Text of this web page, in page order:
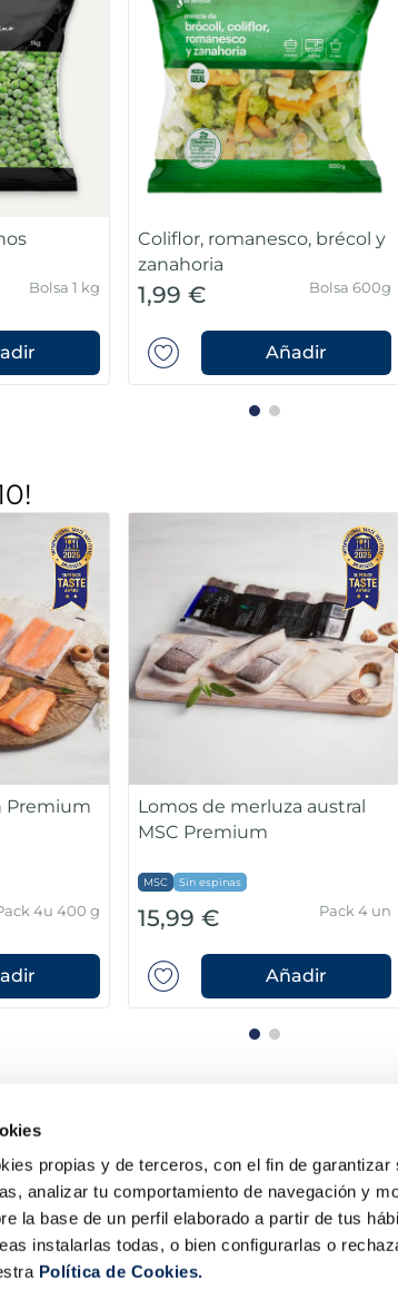
propias y de terceros, con el fin de garantizar
analizar tu comportamiento de navegación y
la base de un perfil elaborado a partir de tus
instalarlas todas, o bien configurarlas o
Política de Cookies.
Bolsa 1 kg
Coliflor, romanesco, brécol y
zanahoria
1,99 € Bolsa 600g
Añadir
Premium
4u 400 g
Lomos de merluza austral
MSC Premium
MSC Sin espinas
15,99 € Pack 4 un
Añadir
la Sirena Contacta